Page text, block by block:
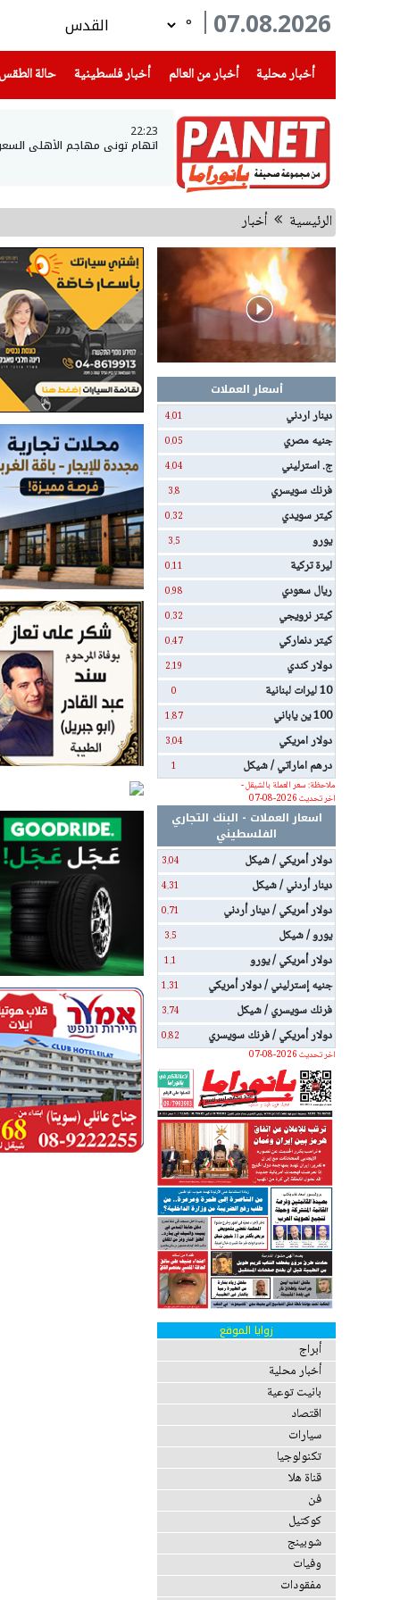
07.08.2026
°
أخبار محلية
(current) أخبار من العالم أخبار فلسطينية(current) حالة الطقس
22:23
اتهام توني مهاجم الأهلي
الرئيسية أخبار
أسعار العملات
دينار اردني
4.01
جنيه مصري 0.05
ج. استرليني 4.04
فرنك سويسري 3.8
كيتر سويدي 0.32
يورو 3.5
ليرة تركية 0.11
ريال سعودي 0.98
كيتر نرويجي 0.32
كيتر دنماركي 0.47
دولار كندي 2.19
10 ليرات لبنانية 0
100 ين ياباني 1.87
دولار امريكي 3.04
درهم اماراتي / شيكل
1
ملاحظة: سعر العملة بالشيقل -
اخر تحديث 2026-08-07
اسعار العملات - البنك التجاري
الفلسطيني
دولار أمريكي / شيكل
3.04
دينار أردني / شيكل 4.31
دولار أمريكي / دينار أردني 0.71
يورو / شيكل 3.5
دولار أمريكي / يورو 1.1
جنيه إسترليني / دولار أمريكي 1.31
فرنك سويسري / شيكل 3.74
دولار أمريكي / فرنك سويسري
0.82
اخر تحديث 2026-08-07
زوايا الموقع
أبراج
أخبار محلية
بانيت توعية
اقتصاد
سيارات
تكنولوجيا
قناة هلا
فن
كوكتيل
شوبينج
وفيات
مفقودات